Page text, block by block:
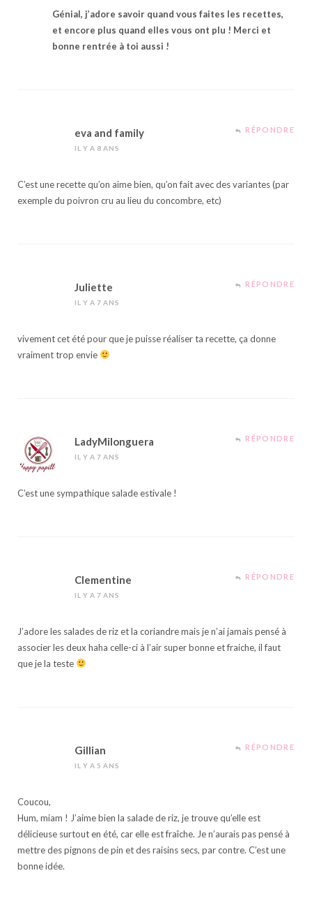
Génial, j’adore savoir quand vous faites les recettes,
et encore plus quand elles vous ont plu ! Merci et
bonne rentrée à toi aussi !
eva and family
IL Y A 8 ANS
RÉPONDRE
C’est une recette qu’on aime bien, qu’on fait avec des variantes (par
exemple du poivron cru au lieu du concombre, etc)
Juliette
IL Y A 7 ANS
RÉPONDRE
vivement cet été pour que je puisse réaliser ta recette, ça donne
vraiment trop envie
LadyMilonguera
IL Y A 7 ANS
RÉPONDRE
C’est une sympathique salade estivale !
Clementine
IL Y A 7 ANS
RÉPONDRE
J’adore les salades de riz et la coriandre mais je n’ai jamais pensé à
associer les deux haha celle-ci à l’air super bonne et fraiche, il faut
que je la teste
Gillian
IL Y A 5 ANS
RÉPONDRE
Coucou,
Hum, miam ! J’aime bien la salade de riz, je trouve qu’elle est
délicieuse surtout en été, car elle est fraîche. Je n’aurais pas pensé à
mettre des pignons de pin et des raisins secs, par contre. C’est une
bonne idée.